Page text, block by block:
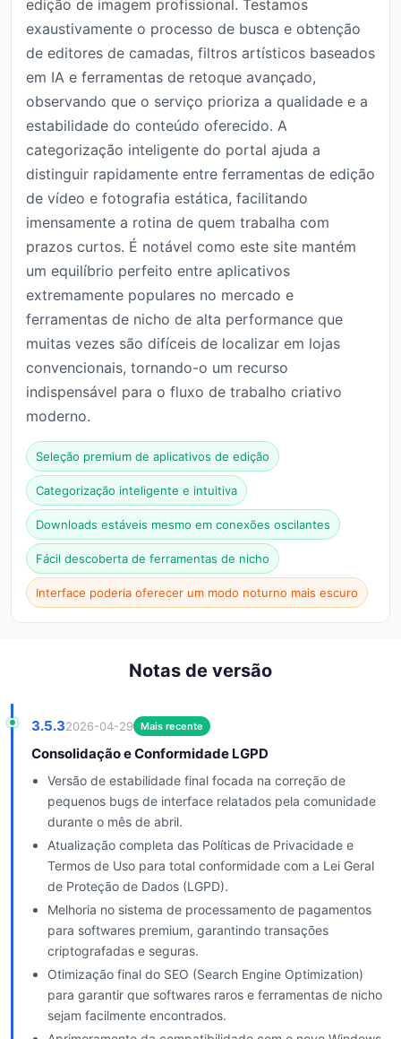
edição de imagem profissional. Testamos
exaustivamente o processo de busca e obtenção
de editores de camadas, filtros artísticos baseados
em IA e ferramentas de retoque avançado,
observando que o serviço prioriza a qualidade e a
estabilidade do conteúdo oferecido. A
categorização inteligente do portal ajuda a
distinguir rapidamente entre ferramentas de edição
de vídeo e fotografia estática, facilitando
imensamente a rotina de quem trabalha com
prazos curtos. É notável como este site mantém
um equilíbrio perfeito entre aplicativos
extremamente populares no mercado e
ferramentas de nicho de alta performance que
muitas vezes são difíceis de localizar em lojas
convencionais, tornando-o um recurso
indispensável para o fluxo de trabalho criativo
moderno.
Seleção premium de aplicativos de edição
Categorização inteligente e intuitiva
Downloads estáveis mesmo em conexões oscilantes
Fácil descoberta de ferramentas de nicho
Interface poderia oferecer um modo noturno mais escuro
Notas de versão
3.5.32026-04-29 Mais recente
Consolidação e Conformidade LGPD
Versão de estabilidade final focada na correção de
pequenos bugs de interface relatados pela comunidade
durante o mês de abril.
Atualização completa das Políticas de Privacidade e
Termos de Uso para total conformidade com a Lei Geral
de Proteção de Dados (LGPD).
Melhoria no sistema de processamento de pagamentos
para softwares premium, garantindo transações
criptografadas e seguras.
Otimização final do SEO (Search Engine Optimization)
para garantir que softwares raros e ferramentas de nicho
sejam facilmente encontrados.